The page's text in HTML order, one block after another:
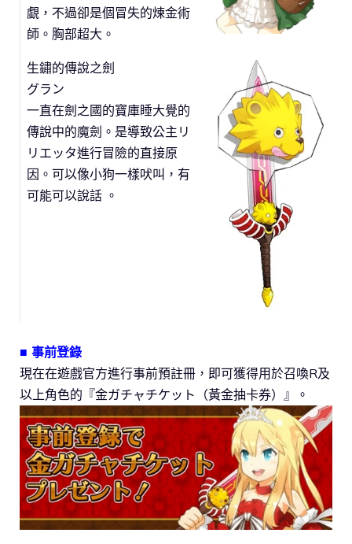
覷，不過卻是個冒失的煉金術
師。胸部超大。
生鏽的傳說之劍
グラン
一直在劍之國的寶庫睡大覺的
傳說中的魔劍。是導致公主リ
リエッタ進行冒險的直接原
因。可以像小狗一樣吠叫，有
可能可以說話 。
■ 事前登錄
現在在遊戲官方進行事前預註冊，即可獲得用於召喚R及
以上角色的『金ガチャチケット（黃金抽卡券）』。